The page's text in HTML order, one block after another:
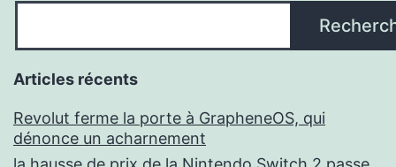
Articles récents
Revolut ferme la porte à GrapheneOS, qui
dénonce un acharnement